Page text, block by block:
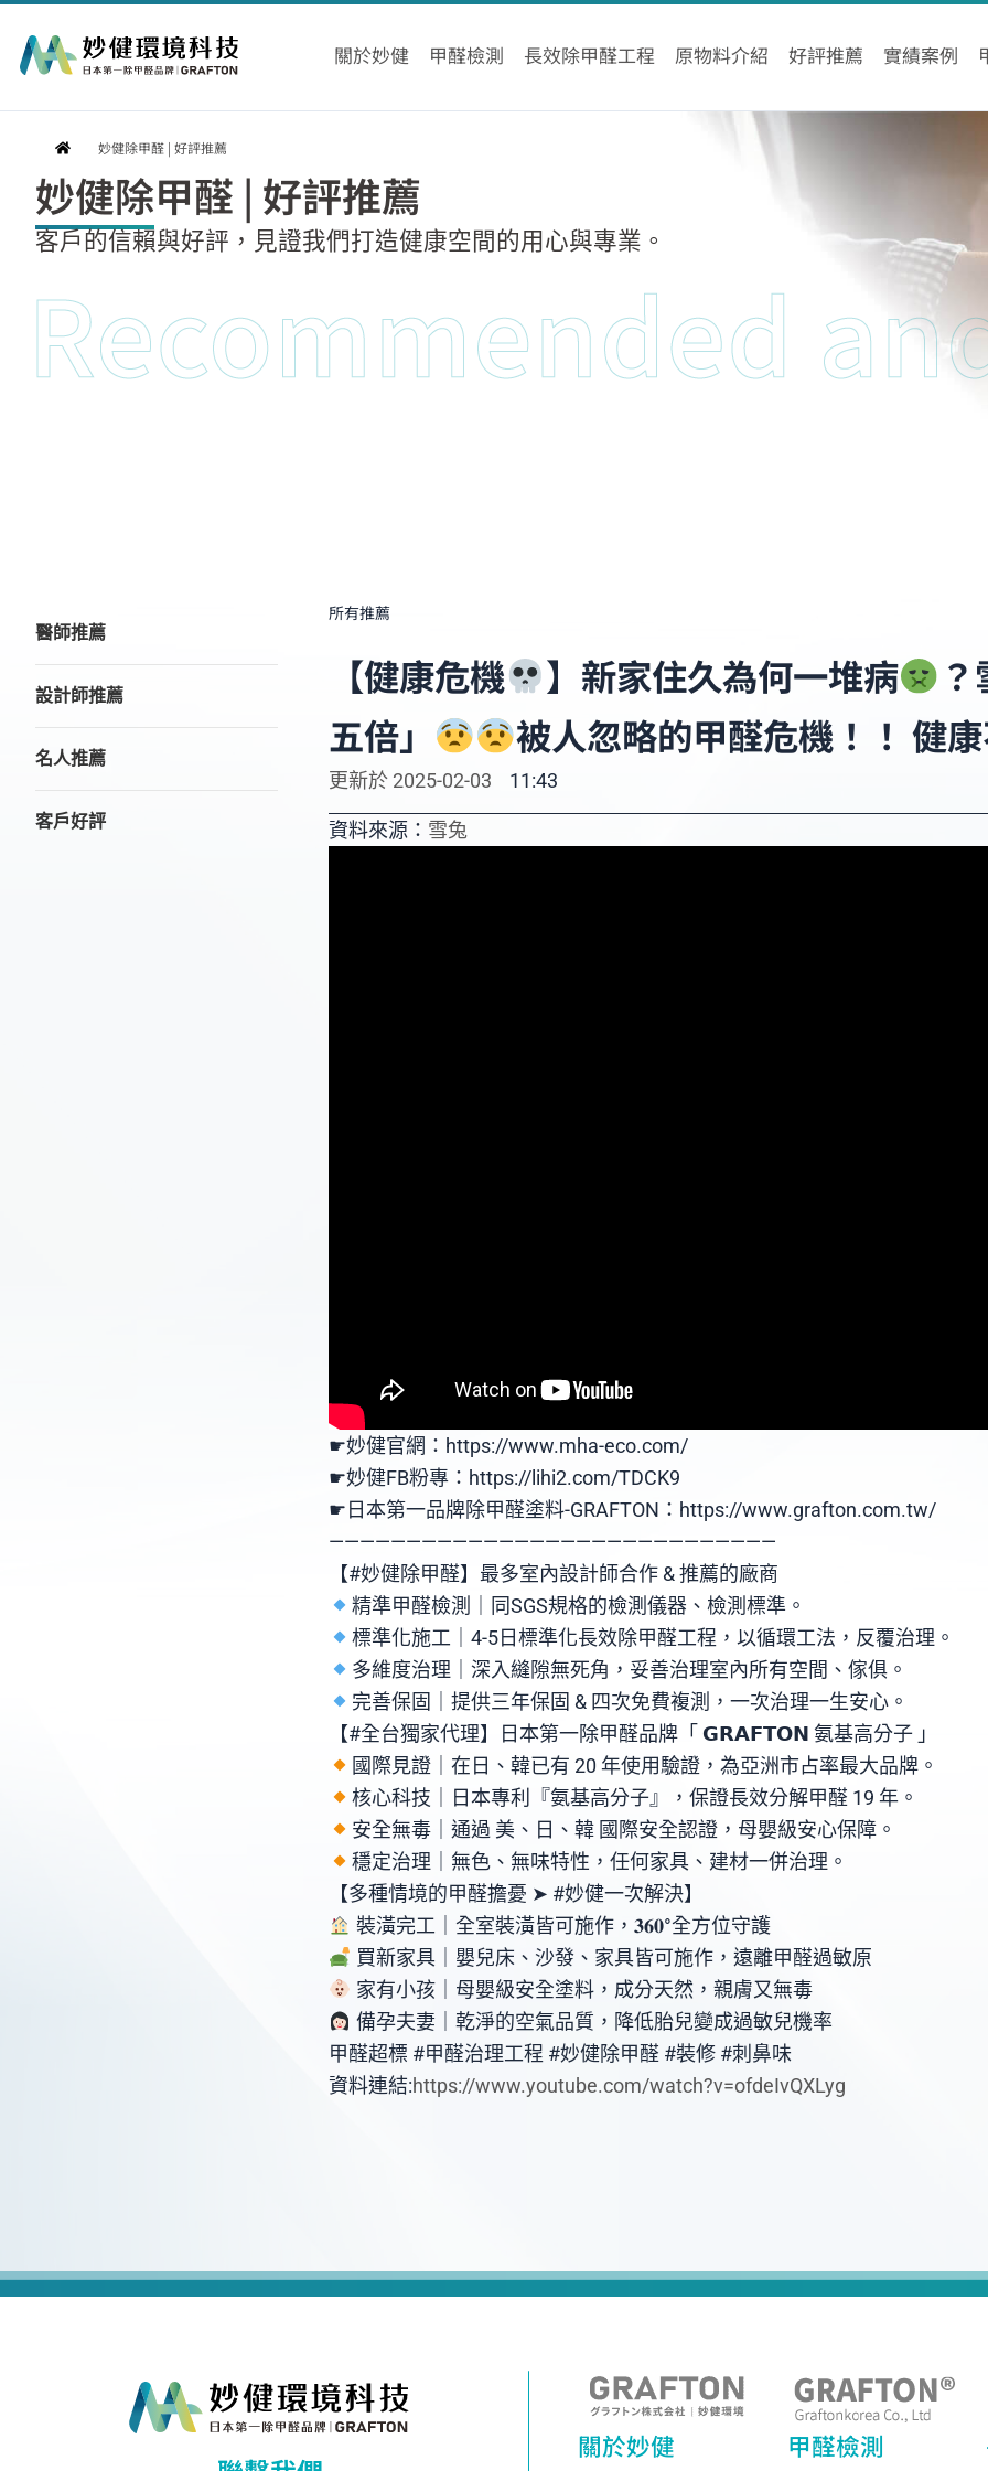
跳
要
關於妙健 甲醛檢測 長效除甲醛工程 原物料介紹 好評推薦 實績案例
妙健除甲醛 | 好評推薦
妙健除甲醛 | 好評推薦
客戶的信賴與好評，見證我們打造健康空間的用心與專業。
醫師推薦
設計師推薦
名人推薦
客戶好評
所有推薦
【健康危機 】新家住久為何一堆病
五倍」
被人忽略的甲醛危機！！ 健
更新於 2025-02-03 11:43
資料來源： 雪兔
☛妙健官網：https://www.mha-eco.com/
☛妙健FB粉專：https://lihi2.com/TDCK9
☛日本第一品牌除甲醛塗料-GRAFTON：https://www.grafton.com.tw/
—————————————————————————————
【#妙健除甲醛】最多室內設計師合作 & 推薦的廠商
精準甲醛檢測｜同SGS規格的檢測儀器、檢測標準。
標準化施工｜4-5日標準化長效除甲醛工程，以循環工法，反覆治理。
多維度治理｜深入縫隙無死角，妥善治理室內所有空間、傢俱。
完善保固｜提供三年保固 & 四次免費複測，一次治理一生安心。
【#全台獨家代理】日本第一除甲醛品牌「 𝗚𝗥𝗔𝗙𝗧𝗢𝗡 氨基高分子 」
國際見證｜在日、韓已有 20 年使用驗證，為亞洲市占率最大品牌。
核心科技｜日本專利『氨基高分子』，保證長效分解甲醛 19 年。
安全無毒｜通過 美、日、韓 國際安全認證，母嬰級安心保障。
穩定治理｜無色、無味特性，任何家具、建材一併治理。
【多種情境的甲醛擔憂 ➤ #妙健一次解決】
裝潢完工｜全室裝潢皆可施作，𝟑𝟔𝟎°全方位守護
買新家具｜嬰兒床、沙發、家具皆可施作，遠離甲醛過敏原
家有小孩｜母嬰級安全塗料，成分天然，親膚又無毒
備孕夫妻｜乾淨的空氣品質，降低胎兒變成過敏兒機率
甲醛超標 #甲醛治理工程 #妙健除甲醛 #裝修 #刺鼻味
資料連結:https://www.youtube.com/watch?v=ofdeIvQXLyg
關於妙健 甲醛檢測